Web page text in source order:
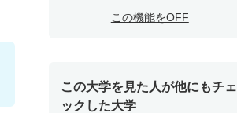
この機能をOFF
この大学を見た人が他にもチェ
ックした大学